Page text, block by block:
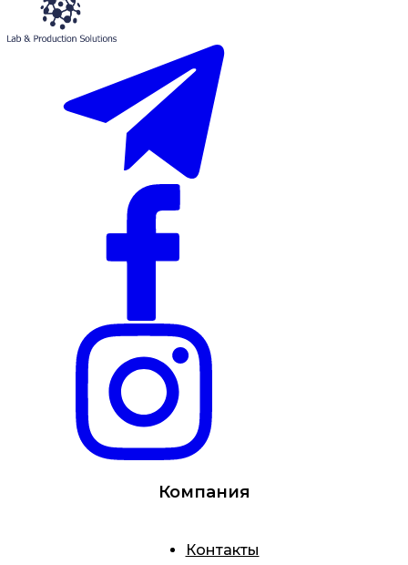
Компания
Контакты